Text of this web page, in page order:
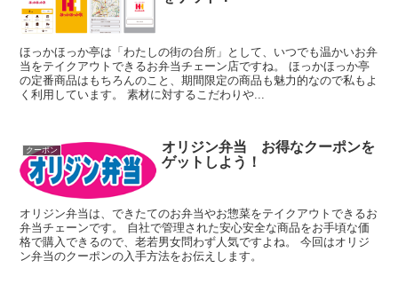
ほっかほっか亭は「わたしの街の台所」として、いつでも温かいお弁
当をテイクアウトできるお弁当チェーン店ですね。 ほっかほっか亭
の定番商品はもちろんのこと、期間限定の商品も魅力的なので私もよ
く利用しています。 素材に対するこだわりや...
クーポン
オリジン弁当 お得なクーポンを
ゲットしよう！
オリジン弁当は、できたてのお弁当やお惣菜をテイクアウトできるお
弁当チェーンです。 自社で管理された安心安全な商品をお手頃な価
格で購入できるので、老若男女問わず人気ですよね。 今回はオリジ
ン弁当のクーポンの入手方法をお伝えします。